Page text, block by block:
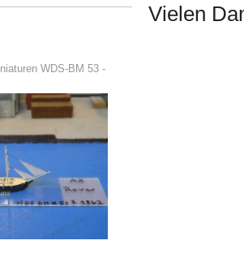
Vielen
WDS-BM 53 -